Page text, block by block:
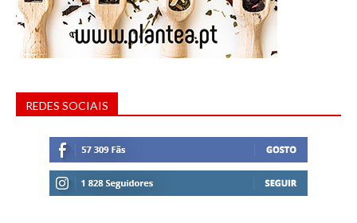
REDES SOCIAIS